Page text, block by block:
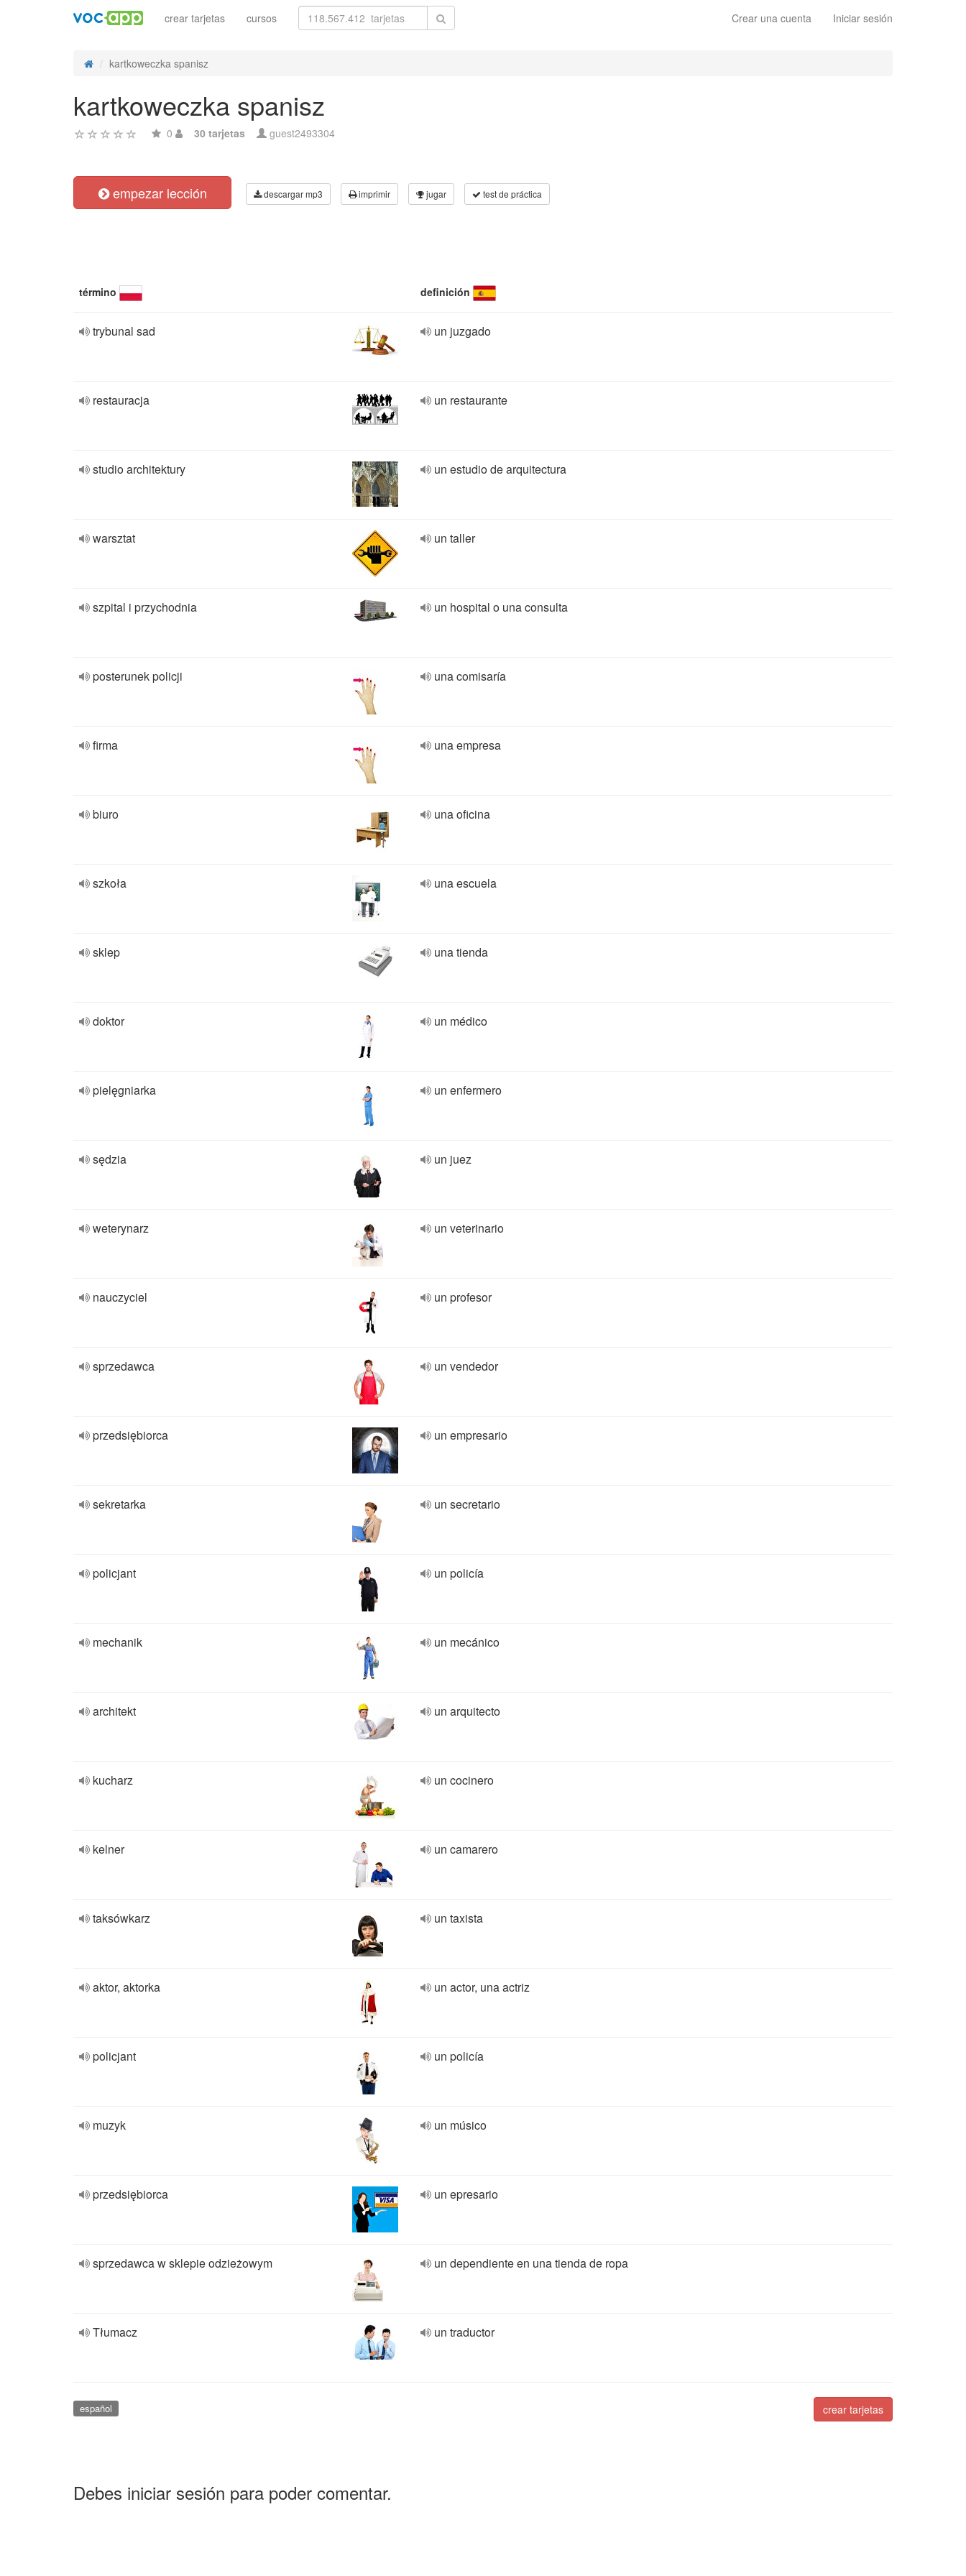
Crear una cuenta Iniciar sesión
crear tarjetas cursos
kartkoweczka spanisz
kartkoweczka spanisz
0 30 tarjetas guest2493304
empezar lección descargar mp3 imprimir jugar test de práctica
término definición
trybunal sad un juzgado
restauracja un restaurante
studio architektury un estudio de arquitectura
warsztat un taller
szpital i przychodnia un hospital o una consulta
posterunek policji una comisaría
firma una empresa
biuro una oficina
szkoła una escuela
sklep una tienda
doktor un médico
pielęgniarka un enfermero
sędzia un juez
weterynarz un veterinario
nauczyciel un profesor
sprzedawca un vendedor
przedsiębiorca un empresario
sekretarka un secretario
policjant un policía
mechanik un mecánico
architekt un arquitecto
kucharz un cocinero
kelner un camarero
taksówkarz un taxista
aktor, aktorka un actor, una actriz
policjant un policía
muzyk un músico
przedsiębiorca un epresario
sprzedawca w sklepie odzieżowym un dependiente en una tienda de ropa
Tłumacz un traductor
crear tarjetas
español
Debes iniciar sesión para poder comentar.